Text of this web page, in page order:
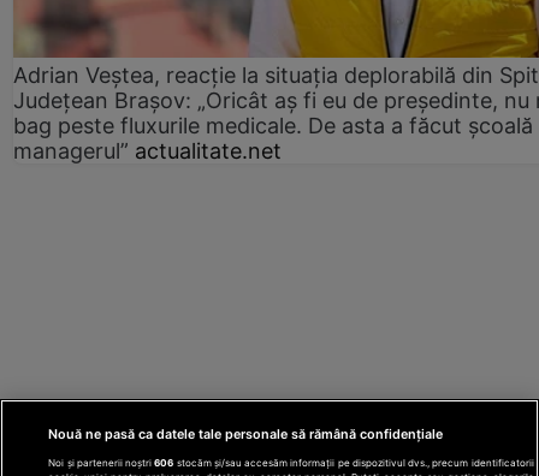
Adrian Veștea, reacție la situația deplorabilă din
Județean Brașov: „Oricât aș fi eu de președinte, nu
bag peste fluxurile medicale. De asta a făcut școală
managerul” actualitate.net
Nouă ne pasă ca datele tale personale să rămână confidențiale
Noi și partenerii noștri606 stocăm și/sau accesăm informații pe dispozitivul dvs., precum identificatorii